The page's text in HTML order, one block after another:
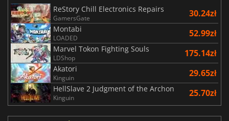
ReStory Chill Electronics Repairs
GamersGate 30.24zł
Montabi
LOADED 52.99zł
Marvel Tokon Fighting Souls
LDShop 175.14zł
Akatori
Kinguin 29.65zł
HellSlave 2 Judgment of the Archon
Kinguin 25.70zł